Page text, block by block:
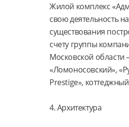
Жилой комплекс
свою деятельность
существования
счету группы
Московской
«Ломоносовский»,
Prestige»,
4. Архитектура